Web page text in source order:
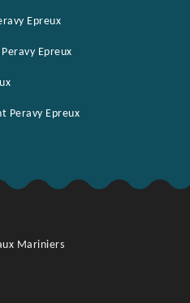
Epreux
Epreux
Peravy Epreux
Mariniers